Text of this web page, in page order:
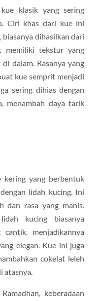
klasik yang sering
Ciri khas dari kue ini
dihasilkan dari
memiliki tekstur yang
dalam. Rasanya yang
kue semprit menjadi
sering dihias dengan
menambah daya tarik
kering yang berbentuk
lidah kucing. Ini
dan rasa yang manis.
kucing biasanya
menjadikannya
elegan. Kue ini juga
cokelat leleh
atasnya.
keberadaan